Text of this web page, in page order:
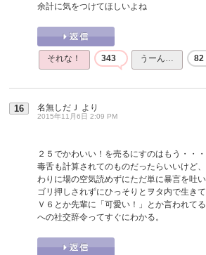
余計に気をつけてほしいよね
それな！ 343 うーん… 82
16 名無しだＪ より
2015年11月6日 2:09 PM
２５でかわいい！を売るにすのはもう・・・
毒舌も計算されてのものだったらいいけど
わりに場の空気読めずにただ単に暴言を吐
ゴリ押しされずにひっそりとヲタ内で生きて
Ｖ６とか先輩に「可愛い！」とか言われて
への社交辞令ってすぐにわかる。